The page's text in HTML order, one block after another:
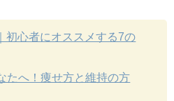
初心者にオススメする7の
たへ！痩せ方と維持の方